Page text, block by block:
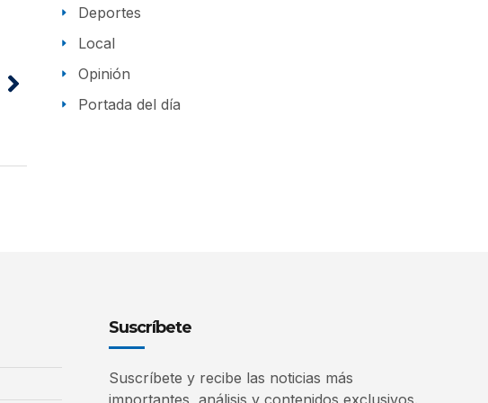
Deportes
Local
Opinión
Portada del día
Suscríbete
Suscríbete y recibe las noticias más
importantes, análisis y contenidos exclusivos.